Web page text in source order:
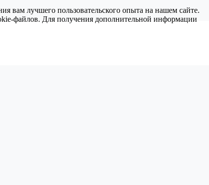
вам лучшего пользовательского опыта на нашем сайте.
файлов. Для получения дополнительной информации